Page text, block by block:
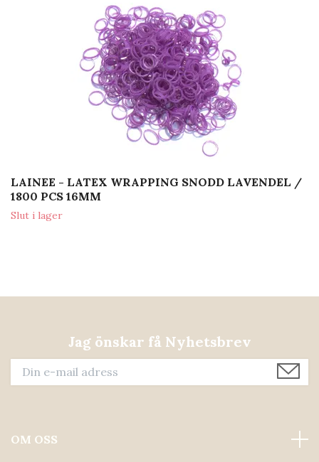
LAINEE - LATEX WRAPPING SNODD LAVENDEL /
1800 PCS 16MM
Slut i lager
Jag önskar få Nyhetsbrev
OM OSS